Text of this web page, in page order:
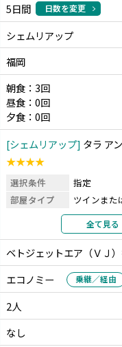
5日間 日数を変更
シェムリアップ
福岡
朝食：3回
昼食：0回
夕食：0回
シェムリアップ タラ ア
★★★★
選択条件
指定
部屋タイプ
ツインまた
2名1室利用
部屋カテゴリ
指定なし
全て見る
ベトジェットエア（ＶＪ
エコノミー 乗継／経由
2人
なし